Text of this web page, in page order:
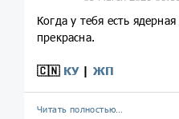
Когда у тебя есть
прекрасна.
🇨🇳 КУ| ЖП
Читать полностью…